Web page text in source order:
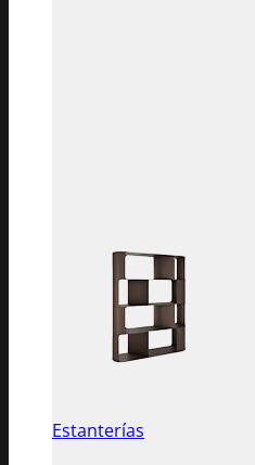
Estanterías